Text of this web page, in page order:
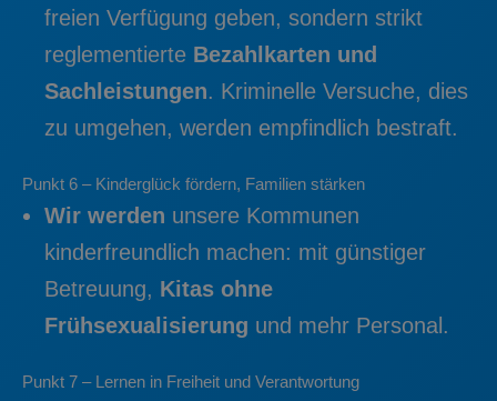
freien Verfügung geben, sondern strikt
reglementierte Bezahlkarten und
Sachleistungen. Kriminelle Versuche, dies
zu umgehen, werden empfindlich bestraft.
Punkt 6 – Kinderglück fördern, Familien stärken
Wir werden unsere Kommunen
kinderfreundlich machen: mit günstiger
Betreuung, Kitas ohne
Frühsexualisierung und mehr Personal.
Punkt 7 – Lernen in Freiheit und Verantwortung